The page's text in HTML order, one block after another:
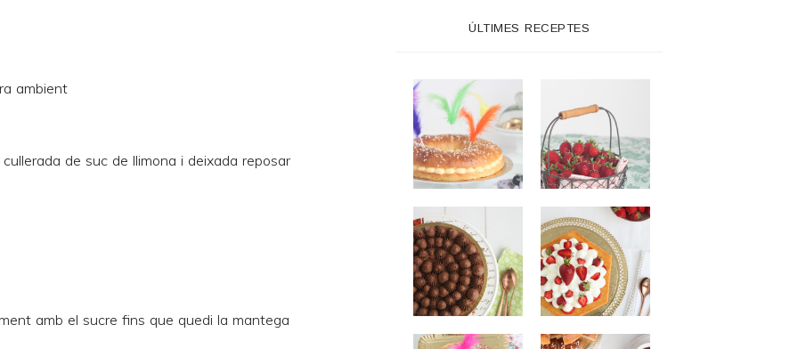
ambient
de suc de llimona i deixada reposar
amb el sucre fins que quedi la mantega
ÚLTIMES RECEPTES